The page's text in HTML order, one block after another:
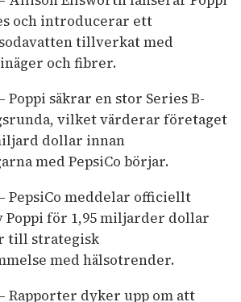
och introducerar ett
tillverkat med
och fibrer.
Poppi säkrar en stor Series B-
vilket värderar företaget
dollar innan
med PepsiCo börjar.
PepsiCo meddelar officiellt
Poppi för 1,95 miljarder dollar
till strategisk
med hälsotrender.
Rapporter dyker upp om att